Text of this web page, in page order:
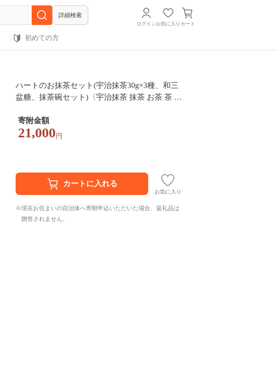
詳細検索
ログインお気に入り カート
初めての方
ハートのお抹茶セット(宇治抹茶30g×3種、和三
盆糖、抹茶碗セット)〈宇治抹茶 抹茶 お茶 茶 粉
子 お抹茶 セット 工芸品 加工食品〉 飲料類
寄附金額
21,000 円
お気に入り
現在お住まいの自治体へ寄附申込いただいた場合、返礼品は
贈答されません。